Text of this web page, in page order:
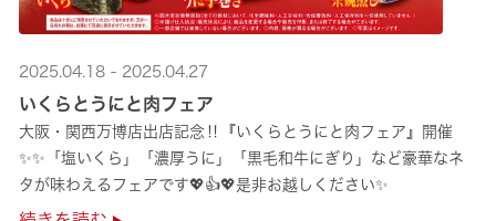
2025.04.18 - 2025.04.27
いくらとうにと肉フェア
大阪・関西万博店出店記念‼『いくらとうにと肉フェア』開催
✨✨「塩いくら」「濃厚うに」「黒毛和牛にぎり」など豪華なネ
タが味わえるフェアです💖👍💖是非お越しください✨